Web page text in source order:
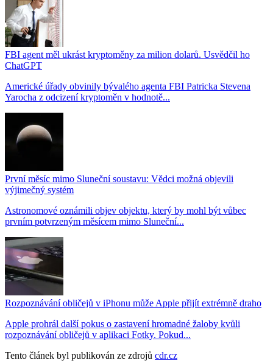
FBI agent měl ukrást kryptoměny za milion dolarů. Usvědčil ho
ChatGPT
Americké úřady obvinily bývalého agenta FBI Patricka Stevena
Yarocha z odcizení kryptoměn v hodnotě...
První měsíc mimo Sluneční soustavu: Vědci možná objevili
výjimečný systém
Astronomové oznámili objev objektu, který by mohl být vůbec
prvním potvrzeným měsícem mimo Sluneční...
Rozpoznávání obličejů v iPhonu může Apple přijít extrémně draho
Apple prohrál další pokus o zastavení hromadné žaloby kvůli
rozpoznávání obličejů v aplikaci Fotky. Pokud...
Tento článek byl publikován ze zdrojů cdr.cz